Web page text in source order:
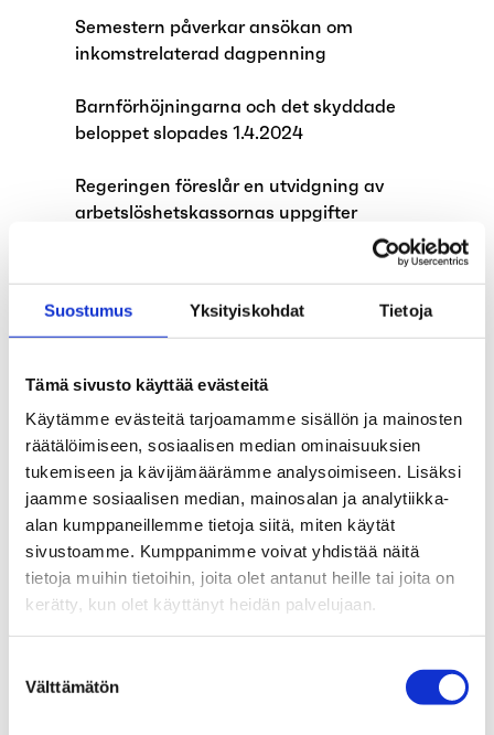
Suostumus Yksityiskohdat Tietoja
Tämä sivusto käyttää evästeitä
Käytämme evästeitä tarjoamamme sisällön ja mainosten
räätälöimiseen, sosiaalisen median ominaisuuksien
tukemiseen ja kävijämäärämme analysoimiseen. Lisäksi
jaamme sosiaalisen median, mainosalan ja analytiikka-
alan kumppaneillemme tietoja siitä, miten käytät
sivustoamme. Kumppanimme voivat yhdistää näitä
tietoja muihin tietoihin, joita olet antanut heille tai joita on
kerätty, kun olet käyttänyt heidän palvelujaan.
valinta
Välttämätön
Semestern påverkar ansökan om
inkomstrelaterad dagpenning
Barnförhöjningarna och det skyddade
beloppet slopades 1.4.2024
Regeringen föreslår en utvidgning av
arbetslöshetskassornas uppgifter
Inbjudan till ett möte i Arbetslöshetskassan
Aarias allmänna ombudsmannadistrikt
Avvikande betjäningstider under våren
Medlemmarna är mycket nöjda med Aaria
Regeringen föreslår ändringar i lagen om
utkomstskydd för arbetslösa
Arbetslöshetskassan Aarias
representantskapsmöte
Barnförhöjningarna och det skyddade
beloppet slopas 1.4.2024
Regeringen föreslår slopande av systemet